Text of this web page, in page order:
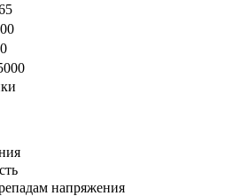
напряжения